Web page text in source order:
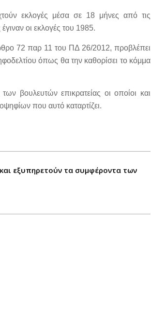
εκλογές μέσα σε 18 μήνες από τις
οι εκλογές του 1985.
72 παρ 11 του ΠΔ 26/2012, προβλέπει
όπως θα την καθορίσει το κόμμα
βουλευτών επικρατείας οι οποίοι και
που αυτό καταρτίζει.
εξυπηρετούν τα συμφέροντα των